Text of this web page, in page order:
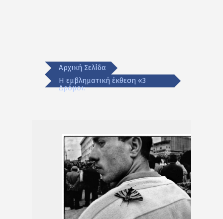
Αρχική Σελίδα
Η εμβληματική έκθεση «3
Δρόμοι: